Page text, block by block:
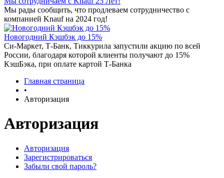
Мы рады сообщить, что продлеваем сотрудничество с
компанией Knauf на 2024 год!
Новогодний Кэшбэк до 15%
Си-Маркет, Т-Банк, Тиккурила запустили акцию по всей
России, благодаря которой клиенты получают до 15%
КэшБэка, при оплате картой Т-Банка
Главная страница
•
Авторизация
Авторизация
Авторизация
Зарегистрироваться
Забыли свой пароль?